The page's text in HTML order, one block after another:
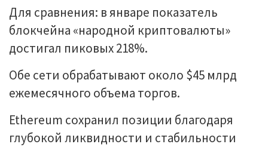
Для сравнения: в январе показатель
блокчейна «народной криптовалюты»
достигал пиковых 218%.
Обе сети обрабатывают около $45 млрд
ежемесячного объема торгов.
Ethereum сохранил позиции благодаря
глубокой ликвидности и стабильности